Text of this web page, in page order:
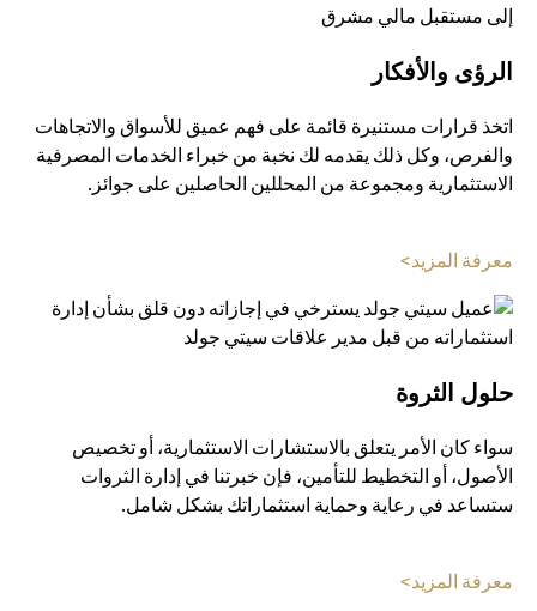
الرؤى والأفكار
اتخذ قرارات مستنيرة قائمة على فهم عميق للأسواق والاتجاهات
والفرص، وكل ذلك يقدمه لك نخبة من خبراء الخدمات المصرفية
الاستثمارية ومجموعة من المحللين الحاصلين على جوائز.
معرفة المزيد>
حلول الثروة
سواء كان الأمر يتعلق بالاستشارات الاستثمارية، أو تخصيص
الأصول، أو التخطيط للتأمين، فإن خبرتنا في إدارة الثروات
ستساعد في رعاية وحماية استثماراتك بشكل شامل.
معرفة المزيد>